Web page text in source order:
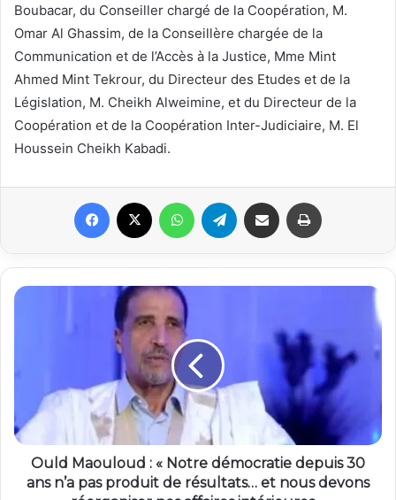
Boubacar, du Conseiller chargé de la Coopération, M.
Omar Al Ghassim, de la Conseillère chargée de la
Communication et de l’Accès à la Justice, Mme Mint
Ahmed Mint Tekrour, du Directeur des Etudes et de la
Législation, M. Cheikh Alweimine, et du Directeur de la
Coopération et de la Coopération Inter-Judiciaire, M. El
Houssein Cheikh Kabadi.
Facebook WhatsAppTelegram Partager par email
Ould Maouloud : « Notre démocratie depuis 30
ans n’a pas produit de résultats… et nous devons